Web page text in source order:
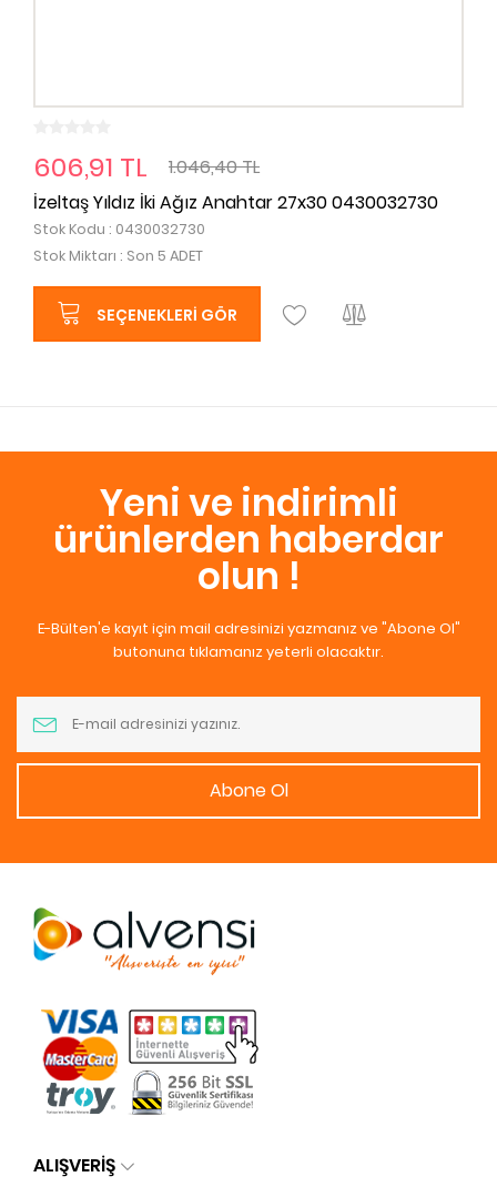
606,91 TL
1.046,40 TL
İzeltaş Yıldız İki Ağız Anahtar 27x30 0430032730
Stok Kodu : 0430032730
Stok Miktarı : Son 5 ADET
SEÇENEKLERI GÖR
Yeni ve indirimli
ürünlerden haberdar
olun !
E-Bülten'e kayıt için mail adresinizi yazmanız ve "Abone Ol"
butonuna tıklamanız yeterli olacaktır.
Abone Ol
ALIŞVERİŞ